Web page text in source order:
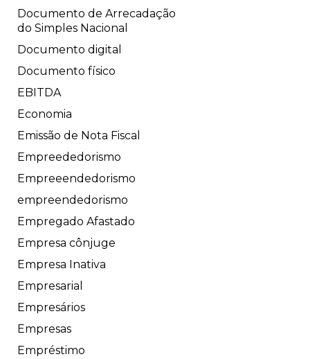
Documento de Arrecadação
do Simples Nacional
Documento digital
Documento físico
EBITDA
Economia
Emissão de Nota Fiscal
Empreededorismo
Empreeendedorismo
empreendedorismo
Empregado Afastado
Empresa cônjuge
Empresa Inativa
Empresarial
Empresários
Empresas
Empréstimo